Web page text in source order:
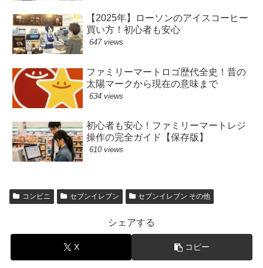
【2025年】ローソンのアイスコーヒー
買い方！初心者も安心
647 views
ファミリーマートロゴ歴代全史！昔の
太陽マークから現在の意味まで
634 views
初心者も安心！ファミリーマートレジ
操作の完全ガイド【保存版】
610 views
コンビニ セブンイレブン セブンイレブン その他
シェアする
X コピー